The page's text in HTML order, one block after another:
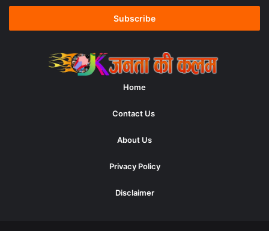
Email
Home
Contact Us
About Us
Privacy Policy
Disclaimer